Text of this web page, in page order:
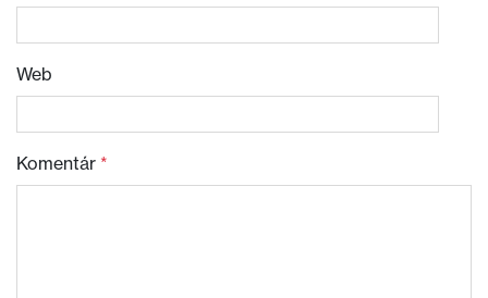
Web
Komentár *